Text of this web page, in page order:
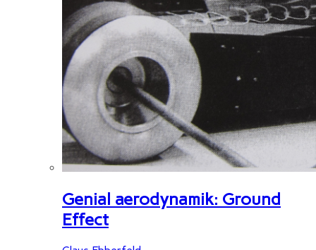
Genial aerodynamik: Ground
Effect